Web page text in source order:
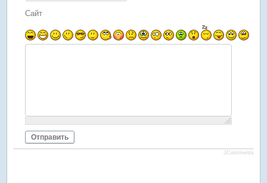
Сайт
Отправить
JComments